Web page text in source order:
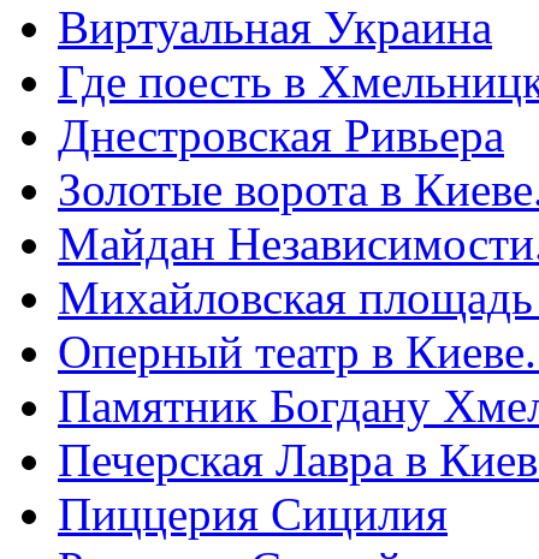
Виртуальная Украина
Где поесть в
Днестровская Ривьера
Золотые ворота в
Майдан
Михайловская
Оперный театр в
Памятник Богдану
Печерская Лавра в
Пиццерия Сицилия